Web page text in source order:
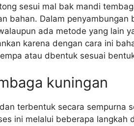
sesui mal bak mandi
bahan. Dalam
ada metode yang lain
karena dengan cara ini
atau dbentuk sesuai
kuningan
terbentuk secara sempurna
ini melalui beberapa langkah